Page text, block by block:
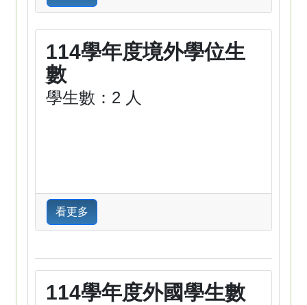
114學年度境外學位生
數
學生數：2 人
看更多
114學年度外國學生數